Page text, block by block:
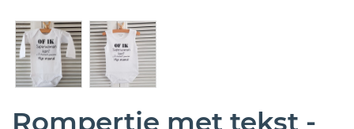
Rompertje met tekst -